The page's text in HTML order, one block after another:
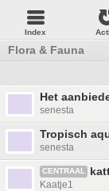
Index
Flora & Fauna
Het
senesta
Tropisch
senesta
CENTRAAL
Kaatje1